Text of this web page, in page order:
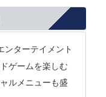
ンターテイメント
ゲームを楽しむ
ルメニューも盛